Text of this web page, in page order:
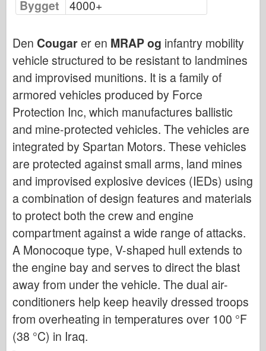
Bronco
Dnepromodel
Dragon
Eduard
E.T. Modell
Fine former
Styrker av Tapperhet
FriulModel
Hasegawa
Heller (andre)
HobbyBoss
IBG-modeller
Icm
Italeri
Legenden
Meng Modell
Tamiya
Bygget
4000+
Den Cougarer en MRAP og infantry mobility
vehicle structured to be resistant to landmines
and improvised munitions. It is a family of
armored vehicles produced by Force
Protection Inc, which manufactures ballistic
and mine-protected vehicles. The vehicles are
integrated by Spartan Motors. These vehicles
are protected against small arms, land mines
and improvised explosive devices (IEDs) using
a combination of design features and materials
to protect both the crew and engine
compartment against a wide range of attacks.
A Monocoque type, V-shaped hull extends to
the engine bay and serves to direct the blast
away from under the vehicle. The dual air-
conditioners help keep heavily dressed troops
from overheating in temperatures over 100 °F
(38 °C) in Iraq.